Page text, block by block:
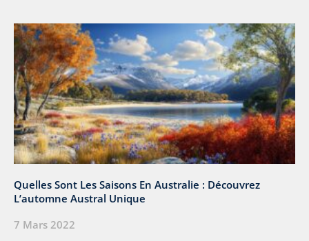
Quelles Sont Les Saisons En Australie : Découvrez
L’automne Austral Unique
7 Mars 2022